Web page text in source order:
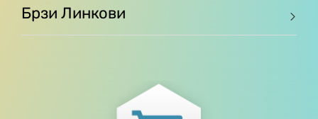
Брзи Линкови